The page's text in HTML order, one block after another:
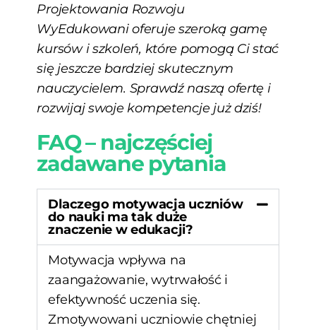
Projektowania Rozwoju
WyEdukowani oferuje szeroką gamę
kursów i szkoleń, które pomogą Ci stać
się jeszcze bardziej skutecznym
nauczycielem. Sprawdź naszą ofertę i
rozwijaj swoje kompetencje już dziś!
FAQ – najczęściej
zadawane pytania
Dlaczego motywacja uczniów
do nauki ma tak duże
znaczenie w edukacji?
Motywacja wpływa na
zaangażowanie, wytrwałość i
efektywność uczenia się.
Zmotywowani uczniowie chętniej